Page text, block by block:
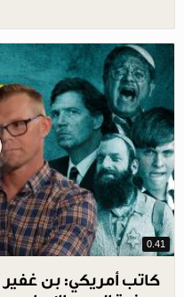
0.41
كاتب أمريكي: بن